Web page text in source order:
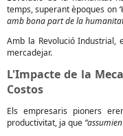
temps, superant èpoques on
amb bona part de la
Amb la Revolució
mercadejar.
L'Impacte de la
Costos
Els empresaris pioners
productivitat, ja que